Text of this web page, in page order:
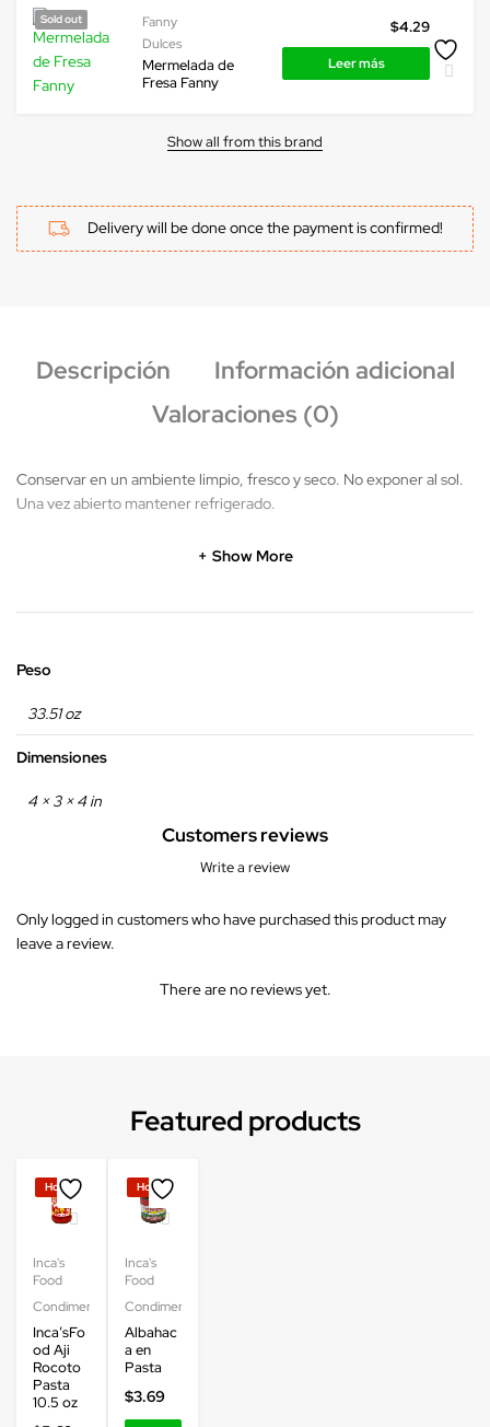
Sold out
Fanny
Dulces
Mermelada de
Fresa Fanny
$4.29
Leer más
Show all from this brand
Delivery will be done once the payment is confirmed!
Descripción
Información adicional
Valoraciones (0)
Conservar en un ambiente limpio, fresco y seco. No exponer al sol.
Una vez abierto mantener refrigerado.
Show More
Peso
33.51 oz
Dimensiones
4 × 3 × 4 in
Customers reviews
Write a review
There are no reviews yet.
Only logged in customers who have purchased this product may
leave a review.
Featured products
Hot
Inca's
Food
Condimentos
Inca’sFo
od Aji
Rocoto
Pasta
10.5 oz
Hot
Inca's
Food
Condimentos
Albahac
a en
Pasta
$3.69